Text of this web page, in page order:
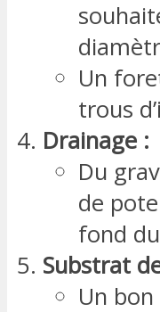
Un
trous
Drainage :
Du
de
fond
Substrat
Un